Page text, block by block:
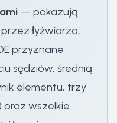
— pokazują
łyżwiarza,
przyznane
sędziów, średnią
elementu, trzy
oraz wszelkie